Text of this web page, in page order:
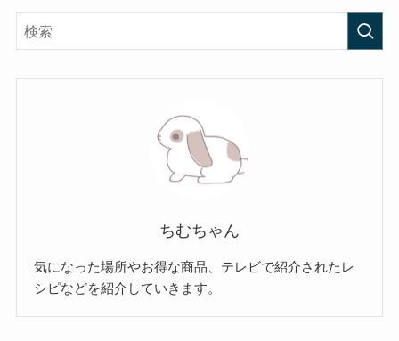
ちむちゃん
気になった場所やお得な商品、テレビで紹介されたレ
シピなどを紹介していきます。